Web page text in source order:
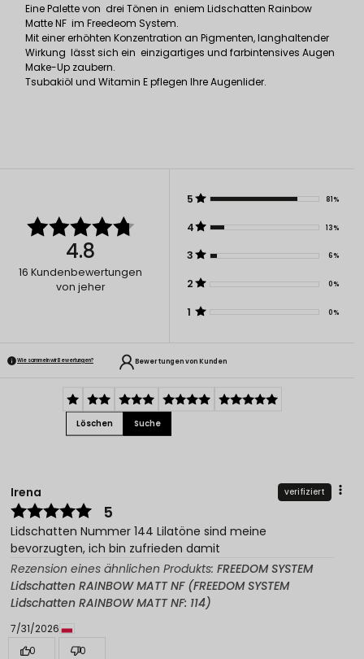
Eine Palette von drei Tönen in eniem Lidschatten Rainbow
Matte NF im Freedeom System.
Mit einer erhöhten Konzentration an Pigmenten, langhaltender
Wirkung lässt sich ein einzigartiges und farbintensives Augen
Make-Up zaubern.
Tsubakiöl und Witamin E pflegen Ihre Augenlider.
4.8
16 Kundenbewertungen
von jeher
5 81%
4 13%
3 6%
2 0%
1 0%
Wie sammeln wir Bewertungen? Bewertungen von Kunden
Löschen Suche
Irena verifiziert
5
Lidschatten Nummer 144 Lilatöne sind meine
bevorzugten, ich bin zufrieden damit
Rezension eines ähnlichen Produkts: FREEDOM SYSTEM
Lidschatten RAINBOW MATT NF (FREEDOM SYSTEM
Lidschatten RAINBOW MATT NF: 114)
7/31/2026
0
0